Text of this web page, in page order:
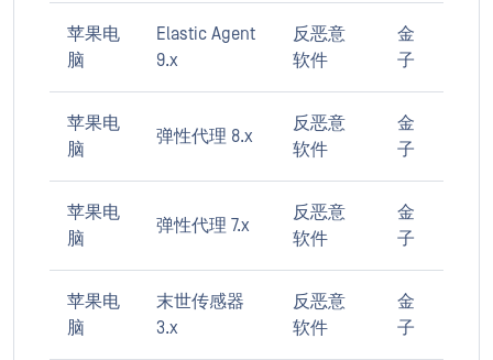
苹果电
脑
Elastic Agent
9.x
反恶意
软件
金
子
苹果电
脑
弹性代理 8.x
反恶意
软件
金
子
苹果电
脑
弹性代理 7.x
反恶意
软件
金
子
苹果电
脑
末世传感器
3.x
反恶意
软件
金
子